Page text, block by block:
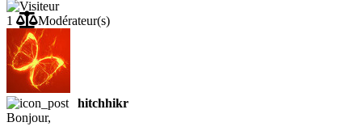
1 Modérateur(s)
hitchhikr
Bonjour,